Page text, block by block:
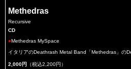
Methedras
Recursive
CD
●Methedras MySpace
イタリアのDeathrash Metal Band「Methedras」の
2,000円 （税込2,200円）